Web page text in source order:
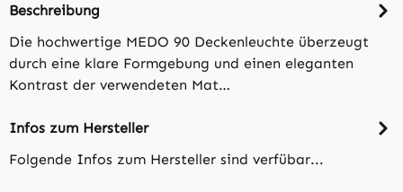
Beschreibung
Die hochwertige MEDO 90 Deckenleuchte überzeugt
durch eine klare Formgebung und einen eleganten
Kontrast der verwendeten Mat…
Infos zum Hersteller
Folgende Infos zum Hersteller sind verfübar...